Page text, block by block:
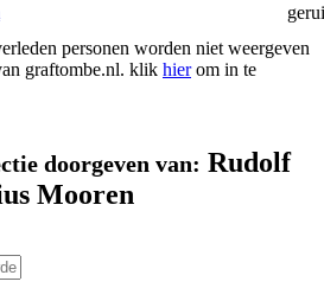
personen worden niet weergeven
graftombe.nl. klik hierom in te
doorgeven van: Rudolf
Mooren